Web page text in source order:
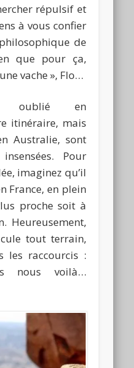
répulsif et
à vous confier
de
que pour ça,
vache », Flo…
oublié en
itinéraire, mais
Australie, sont
Pour
imaginez qu’il
France, en plein
proche soit à
Heureusement,
tout terrain,
les raccourcis :
nous voilà…